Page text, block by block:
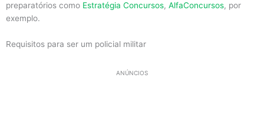
preparatórios como Estratégia Concursos, AlfaConcursos, por
exemplo.
Requisitos para ser um policial militar
ANÚNCIOS